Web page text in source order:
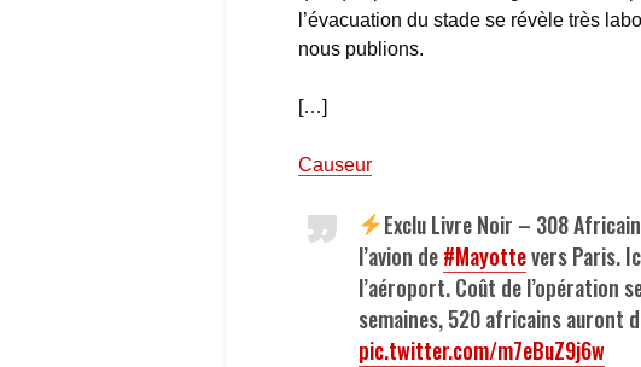
l’évacuation du stade se révèle très
nous publions.
[…]
Causeur
Exclu Livre Noir – 308
l’avion de#Mayottevers Paris.
l’aéroport. Coût de l’opération
semaines, 520 africains auront
pic.twitter.com/m7eBuZ9j6w